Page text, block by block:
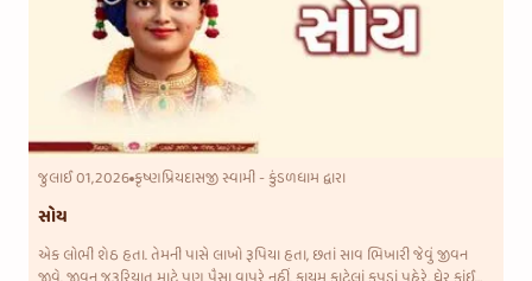
જુલાઈ 01,2026કૃષ્ણપ્રિયદાસજી સ્વામી - કુંડળધામ દ્વારા
સોય
એક લોભી શેઠ હતા. તેમની પાસે લાખો રૂપિયા હતા, છતાં સાવ ભિખારી જેવું જીવન